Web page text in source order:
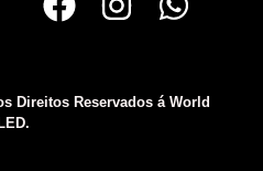
Direitos Reservados á World